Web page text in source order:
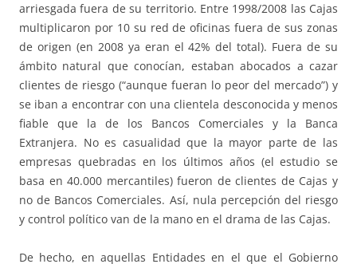
arriesgada fuera de su territorio. Entre 1998/2008 las Cajas
multiplicaron por 10 su red de oficinas fuera de sus zonas
de origen (en 2008 ya eran el 42% del total). Fuera de su
ámbito natural que conocían, estaban abocados a cazar
clientes de riesgo (“aunque fueran lo peor del mercado”) y
se iban a encontrar con una clientela desconocida y menos
fiable que la de los Bancos Comerciales y la Banca
Extranjera. No es casualidad que la mayor parte de las
empresas quebradas en los últimos años (el estudio se
basa en 40.000 mercantiles) fueron de clientes de Cajas y
no de Bancos Comerciales. Así, nula percepción del riesgo
y control político van de la mano en el drama de las Cajas.
De hecho, en aquellas Entidades en el que el Gobierno